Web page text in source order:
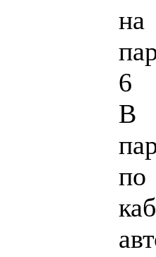
на
6
В
по